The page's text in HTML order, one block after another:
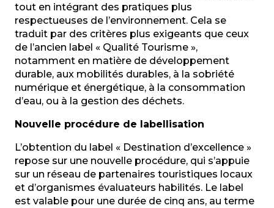
tout en intégrant des pratiques plus
respectueuses de l’environnement. Cela se
traduit par des critères plus exigeants que ceux
de l’ancien label « Qualité Tourisme »,
notamment en matière de développement
durable, aux mobilités durables, à la sobriété
numérique et énergétique, à la consommation
d’eau, ou à la gestion des déchets.
Nouvelle procédure de labellisation
L’obtention du label « Destination d’excellence »
repose sur une nouvelle procédure, qui s’appuie
sur un réseau de partenaires touristiques locaux
et d’organismes évaluateurs habilités. Le label
est valable pour une durée de cinq ans, au terme